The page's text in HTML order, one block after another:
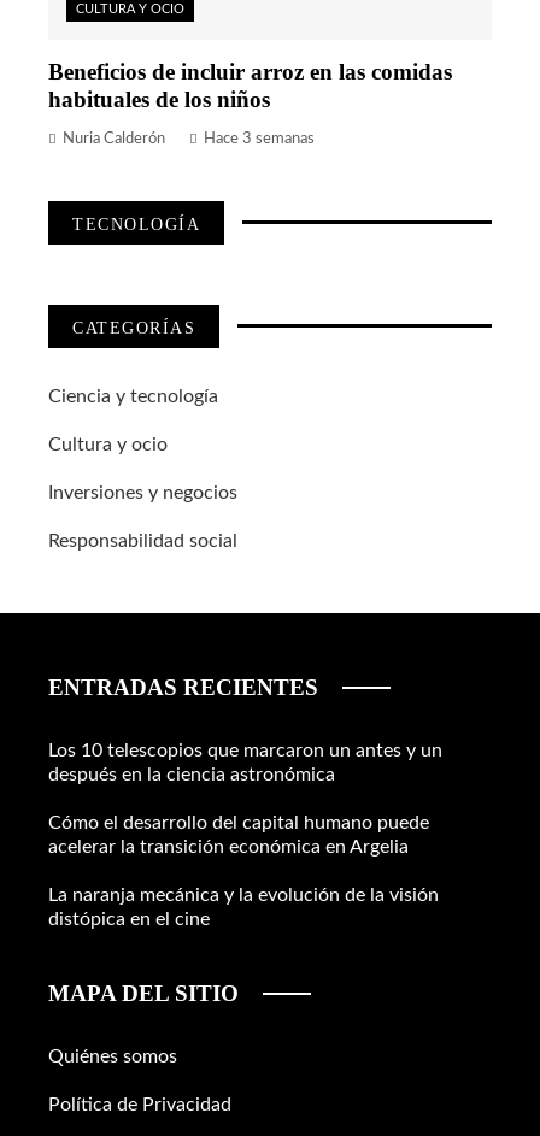
CULTURA Y OCIO
Beneficios de incluir arroz en las comidas
habituales de los niños
Nuria Calderón Hace 3 semanas
TECNOLOGÍA
CATEGORÍAS
Ciencia y tecnología
Cultura y ocio
Inversiones y negocios
Responsabilidad social
ENTRADAS RECIENTES
Los 10 telescopios que marcaron un antes y un
después en la ciencia astronómica
Cómo el desarrollo del capital humano puede
acelerar la transición económica en Argelia
La naranja mecánica y la evolución de la visión
distópica en el cine
MAPA DEL SITIO
Quiénes somos
Política de Privacidad